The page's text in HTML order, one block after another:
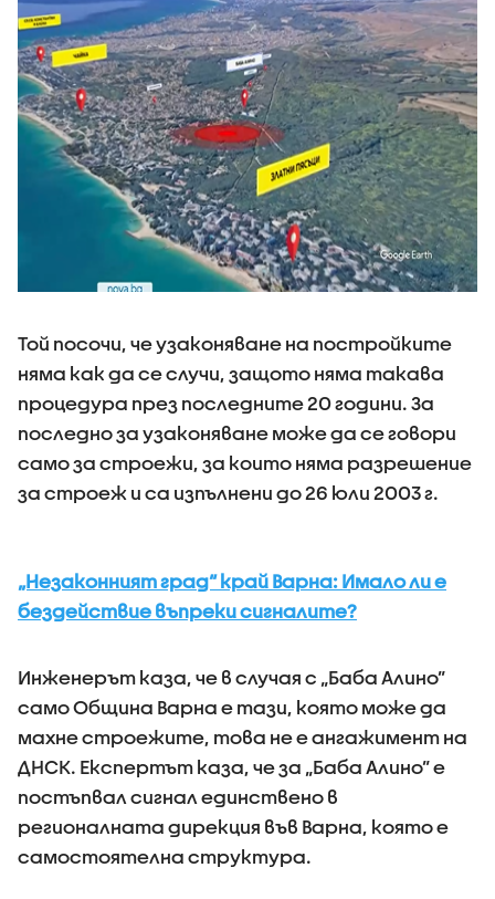
Той посочи, че узаконяване на постройките
няма как да се случи, защото няма такава
процедура през последните 20 години. За
последно за узаконяване може да се говори
само за строежи, за които няма разрешение
за строеж и са изпълнени до 26 юли 2003 г.
„Незаконният град“ край Варна: Имало ли е
бездействие въпреки сигналите?
Инженерът каза, че в случая с „Баба Алино”
само Община Варна е тази, която може да
махне строежите, това не е ангажимент на
ДНСК. Експертът каза, че за „Баба Алино” е
постъпвал сигнал единствено в
регионалната дирекция във Варна, която е
самостоятелна структура.